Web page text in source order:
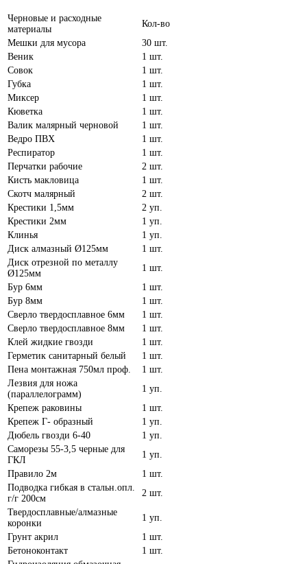
Черновые и расходные
материалы
Кол-во
Мешки для мусора
30 шт.
Веник
1 шт.
Совок
1 шт.
Губка
1 шт.
Миксер
1 шт.
Кюветка
1 шт.
Валик малярный черновой
1 шт.
Ведро ПВХ
1 шт.
Респиратор
1 шт.
Перчатки рабочие
2 шт.
Кисть макловица
1 шт.
Скотч малярный
2 шт.
Крестики 1,5мм
2 уп.
Крестики 2мм
1 уп.
Клинья
1 уп.
Диск алмазный Ø125мм
1 шт.
Диск отрезной по металлу
Ø125мм
1 шт.
Бур 6мм
1 шт.
Бур 8мм
1 шт.
Сверло твердосплавное 6мм
1 шт.
Сверло твердосплавное 8мм
1 шт.
Клей жидкие гвозди
1 шт.
Герметик санитарный белый
1 шт.
Пена монтажная 750мл проф.
1 шт.
Лезвия для ножа
(параллелограмм)
1 уп.
Крепеж раковины
1 шт.
Крепеж Г- образный
1 уп.
Дюбель гвозди 6-40
1 уп.
Саморезы 55-3,5 черные для
ГКЛ
1 уп.
Правило 2м
1 шт.
Подводка гибкая в стальн.опл.
г/г 200см
2 шт.
Твердосплавные/алмазные
коронки
1 уп.
Грунт акрил
1 шт.
Бетоноконтакт
1 шт.